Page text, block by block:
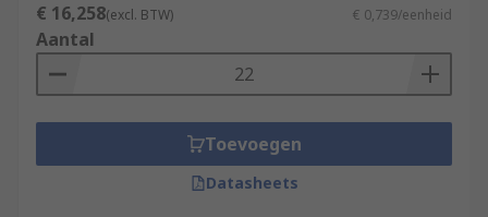
€ 16,258(excl. BTW) € 0,739/eenheid
Aantal
Toevoegen
Datasheets